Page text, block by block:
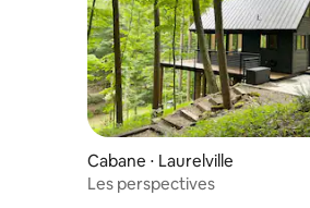
Cabane ⋅ Laurelville
Les perspectives